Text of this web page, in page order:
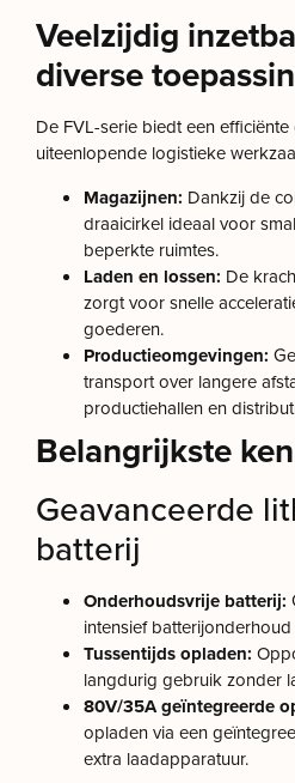
Veelzijdig
diverse
De FVL-serie biedt een
uiteenlopende logistieke
Magazijnen: Dankzij de
draaicirkel ideaal voor
beperkte ruimtes.
Laden en lossen: De
zorgt voor snelle
goederen.
Productieomgevingen:
transport over langere
productiehallen en
Belangrijkste
Geavanceerde
batterij
Onderhoudsvrije batterij:
intensief
Tussentijds opladen:
langdurig gebruik zonder
80V/35A geïntegreerde
opladen via een
extra laadapparatuur.